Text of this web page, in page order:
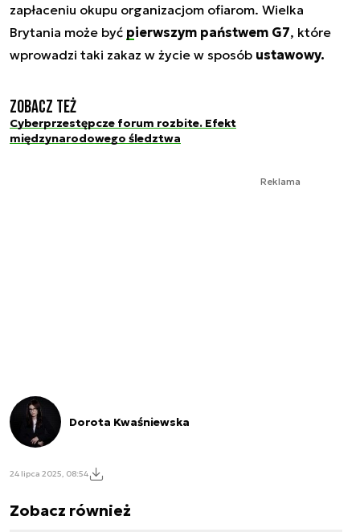
zapłaceniu okupu organizacjom ofiarom. Wielka
Brytania może być pierwszym państwem G7, które
wprowadzi taki zakaz w życie w sposób ustawowy.
Zobacz też
Cyberprzestępcze forum rozbite. Efekt
międzynarodowego śledztwa
Reklama
Dorota Kwaśniewska
24 lipca 2025, 08:54
Zobacz również